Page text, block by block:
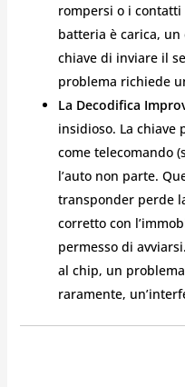
rompersi o i contatti
batteria è carica,
chiave di inviare il
problema richiede
La Decodifica
insidioso. La
come telecomando
l’auto non parte.
transponder perde
corretto con
permesso di
al chip, un
raramente,